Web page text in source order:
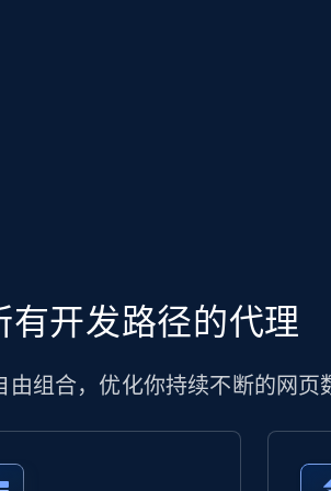
有开发路径的代理
由组合，优化你持续不断的网页